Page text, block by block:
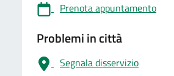
Prenota appuntamento
Problemi in città
Segnala disservizio